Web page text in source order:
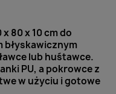
80 x 10 cm do
błyskawicznym
lub huśtawce.
PU, a pokrowce z
w użyciu i gotowe